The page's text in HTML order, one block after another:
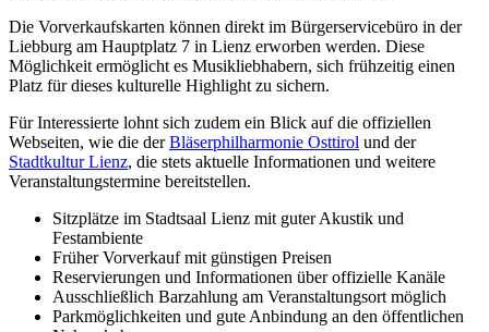
Die Vorverkaufskarten können direkt im Bürgerservicebüro in der
Liebburg am Hauptplatz 7 in Lienz erworben werden. Diese
Möglichkeit ermöglicht es Musikliebhabern, sich frühzeitig einen
Platz für dieses kulturelle Highlight zu sichern.
Für Interessierte lohnt sich zudem ein Blick auf die offiziellen
Webseiten, wie die derBläserphilharmonie Osttirol und der
Stadtkultur Lienz, die stets aktuelle Informationen und weitere
Veranstaltungstermine bereitstellen.
Sitzplätze im Stadtsaal Lienz mit guter Akustik und
Festambiente
Früher Vorverkauf mit günstigen Preisen
Reservierungen und Informationen über offizielle Kanäle
Ausschließlich Barzahlung am Veranstaltungsort möglich
Parkmöglichkeiten und gute Anbindung an den öffentlichen